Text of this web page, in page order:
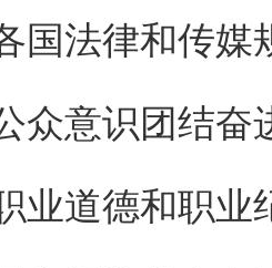
国法律和传媒
众意识团结奋
业道德和职业